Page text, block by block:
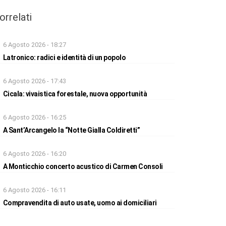
6 Agosto 2026 - 18:27
Latronico: radici e identità di un popolo
6 Agosto 2026 - 17:43
Cicala: vivaistica forestale, nuova opportunità
6 Agosto 2026 - 16:25
A Sant’Arcangelo la “Notte Gialla Coldiretti”
6 Agosto 2026 - 16:20
A Monticchio concerto acustico di Carmen Consoli
6 Agosto 2026 - 16:11
Compravendita di auto usate, uomo ai domiciliari